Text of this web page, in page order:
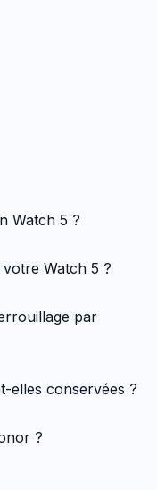
Watch 5 ?
Watch 5 ?
par
elles conservées ?
?